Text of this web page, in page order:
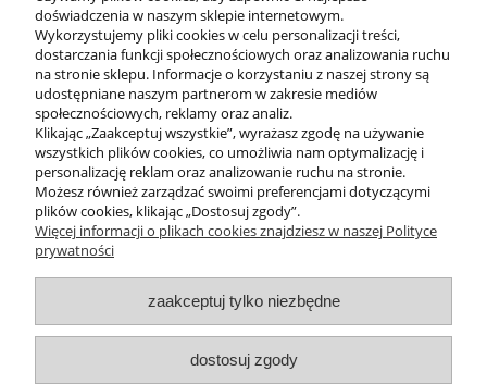
36,00 zł
do koszyka
POMOC
INFORMACJE
ZAKUPY
MOJE KONTO
doświadczenia w naszym sklepie internetowym.
Wykorzystujemy pliki cookies w celu personalizacji treści,
dostarczania funkcji społecznościowych oraz analizowania ruchu
na stronie sklepu. Informacje o korzystaniu z naszej strony są
udostępniane naszym partnerom w zakresie mediów
społecznościowych, reklamy oraz analiz.
Klikając „Zaakceptuj wszystkie”, wyrażasz zgodę na używanie
wszystkich plików cookies, co umożliwia nam optymalizację i
personalizację reklam oraz analizowanie ruchu na stronie.
Możesz również zarządzać swoimi preferencjami dotyczącymi
plików cookies, klikając „Dostosuj zgody”.
Więcej informacji o plikach cookies znajdziesz w naszej Polityce
prywatności
zaakceptuj tylko niezbędne
dostosuj zgody